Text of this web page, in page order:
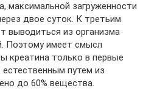
максимальной загруженности
двое суток. К третьим
выводиться из организма
Поэтому имеет смысл
креатина только в первые
естественным путем из
до 60% вещества.